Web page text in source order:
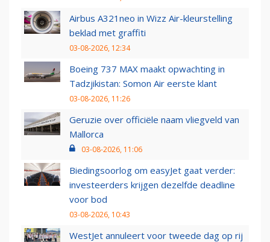
Airbus A321neo in Wizz Air-kleurstelling
beklad met graffiti
03-08-2026, 12:34
Boeing 737 MAX maakt opwachting in
Tadzjikistan: Somon Air eerste klant
03-08-2026, 11:26
Geruzie over officiële naam vliegveld van
Mallorca
03-08-2026, 11:06
Biedingsoorlog om easyJet gaat verder:
investeerders krijgen dezelfde deadline
voor bod
03-08-2026, 10:43
WestJet annuleert voor tweede dag op rij